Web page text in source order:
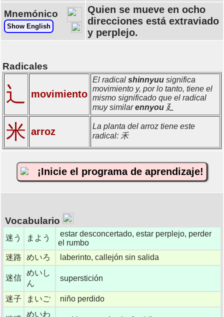
Mnemónico
Show English
Quien se mueve en ocho
direcciones está extraviado
y perplejo.
Radicales
辶 movimiento
El radical shinnyuu significa
movimiento y, por lo tanto, tiene el
mismo significado que el radical
muy similarennyou 廴
米 arroz
La planta del arroz tiene este
radical: 禾
¡Inicie el programa de aprendizaje!
Vocabulario
迷う まよう
estar desconcertado, estar perplejo, perder
el rumbo
迷路
めいろ laberinto, callejón sin salida
迷信
めいし
ん
superstición
迷子 まいご niño perdido
めいわ